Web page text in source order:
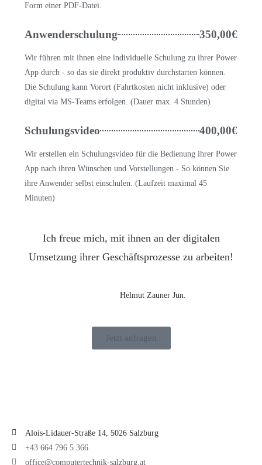
Form einer PDF-Datei.
Anwenderschulung 350,00€
Wir führen mit ihnen eine individuelle Schulung zu ihrer Power
App durch - so das sie direkt produktiv durchstarten können.
Die Schulung kann Vorort (Fahrtkosten nicht inklusive) oder
digital via MS-Teams erfolgen. (Dauer max. 4 Stunden)
Schulungsvideo 400,00€
Wir erstellen ein Schulungsvideo für die Bedienung ihrer Power
App nach ihren Wünschen und Vorstellungen - So können Sie
ihre Anwender selbst einschulen. (Laufzeit maximal 45
Minuten)
Ich freue mich, mit ihnen an der digitalen
Umsetzung ihrer Geschäftsprozesse zu arbeiten!
Helmut Zauner Jun.
Jetzt anfragen
Alois-Lidauer-Straße 14, 5026 Salzburg
+43 664 796 5 366
office@computertechnik-salzburg.at